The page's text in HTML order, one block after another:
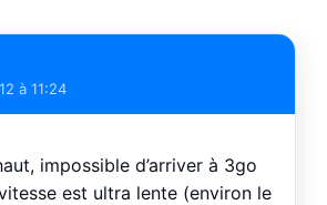
à 11:24
impossible d’arriver à 3go
est ultra lente (environ le